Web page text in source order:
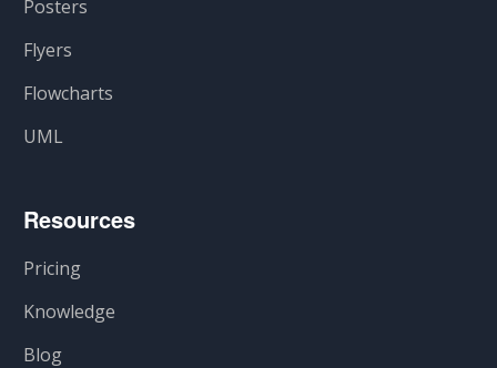
Posters
Flyers
Flowcharts
UML
Resources
Pricing
Knowledge
Blog